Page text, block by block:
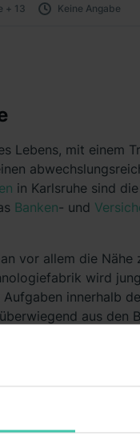
+ 13 Keine Angabe
Lebens, mit
in Karlsruhe sind die
Banken- und
vor allem die
wird
innerhalb
aus den
oder
ab: Du kannst
Marketingdeinen
Jetzt